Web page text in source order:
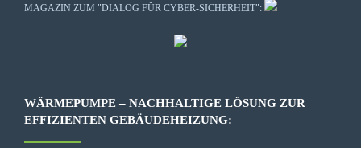
MAGAZIN ZUM "DIALOG FÜR CYBER-SICHERHEIT":
WÄRMEPUMPE – NACHHALTIGE LÖSUNG ZUR
EFFIZIENTEN GEBÄUDEHEIZUNG: